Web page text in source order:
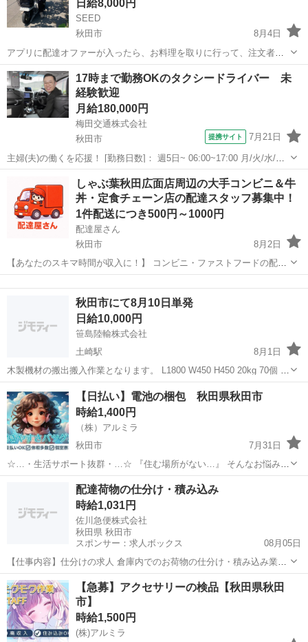
日給8,000円
SEED
秋田市
8月4日
アプリに配達オファーが入ったら、お料理を取りに行って、注文者に
配達をするお仕事です。 現金の取り扱いは有りません。 勤務時間は11
時〜15時と17時~21時の計8時間 ・日給保証¥8000(10件まで)+インセン
ティブ...
秋田 秋田市 ドライバー
17時まで勤務OKのタクシードライバー 未
経験歓迎
月給180,000円
梅田交通株式会社
秋田市
提携サイト 7月21日
主婦(夫)の働くを応援！ [勤務日数]： 週5日~ 06:00~17:00 月/火/水/木/
金/土/日 などから選べます [勤務地・最寄駅]： 秋田県秋田市新屋大川
町18-10 秋田梅田交通株式会社 新屋(秋田県)駅徒歩...
ドライバー
しゃぶ葉秋田広面店周辺の大手コンビニ＆牛
丼・定食チェーン店の配達スタッフ募集中！
1件配送につき500円～1000円
配達屋さん
秋田市
8月2日
【あなたのスキマ時間が収入に！】 コンビニ・ファストフードの配達
バイト、始めませんか？ アプリで空いた時間にサクッと配達！ 配達す
るかどうかは、オファーを見てその場で自由に決められます♪
―――――――――― ...秋田市にて8月10日単発
日給10,000円
笹島陸輸株式会社
土崎駅
8月1日
木製機材の搬出搬入作業となります。 L1800 W450 H450 20kg 70個 秋
田市を午前7時に大型トラックに同乗して出発。鶴岡市の倉庫から複数
人で横持ち搬出しトラックへ積みこみ。秋田市へ戻り弊社倉庫へ複数
人で搬入。...
秋田 秋田市 土崎駅 倉庫 大型
【日払い】電池の梱包 秋田県秋田市
時給1,400円
（株）アルミラ
秋田市
7月31日
☆…・生活サポート抜群・…☆ 『住む場所がない…』 そんなお悩みを
お持ちの方必見！ アルミラが宿泊支援いたします♪ さらに、働いた分
のお金は 即GETできちゃうから< すぐにピンチを脱出で...
秋田市 倉庫 時給
配達荷物の仕分け・積み込み
時給1,031円
佐川急便株式会社
秋田県 秋田市
スポンサー：求人ボックス
08月05日
【仕事内容】仕分けの求人 倉庫内でのお荷物の仕分け・積み込み業務!
アルバイトでも年2回の賞与あり アルバイト・パート未経験者、しゅ
ふ、シニアみなさん活躍中 充実した研修制度やフォロー体制で安心し
て働くことが出来ます 仕分けのお仕事...
アルバイト・パート
【急募】アクセサリーの検品【秋田県秋田
市】
時給1,500円
(株)アルミラ